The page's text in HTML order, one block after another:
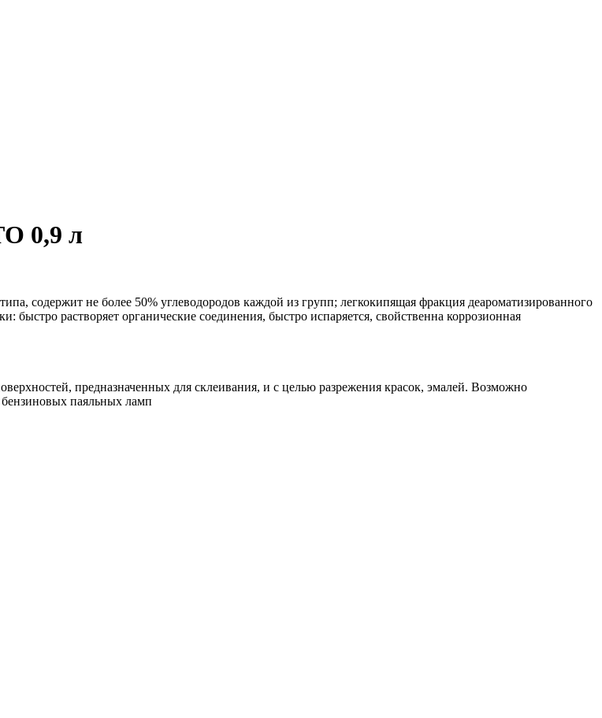
0,9 л
содержит не более 50% углеводородов каждой из групп; легкокипящая фракция деароматизированного
растворяет органические соединения, быстро испаряется, свойственна коррозионная
предназначенных для склеивания, и с целью разрежения красок, эмалей. Возможно
бензиновых паяльных ламп